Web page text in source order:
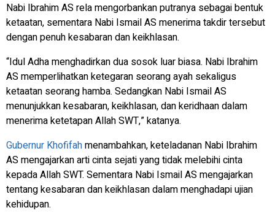
Nabi Ibrahim AS rela mengorbankan putranya sebagai bentuk
ketaatan, sementara Nabi Ismail AS menerima takdir tersebut
dengan penuh kesabaran dan keikhlasan.
“Idul Adha menghadirkan dua sosok luar biasa. Nabi Ibrahim
AS memperlihatkan ketegaran seorang ayah sekaligus
ketaatan seorang hamba. Sedangkan Nabi Ismail AS
menunjukkan kesabaran, keikhlasan, dan keridhaan dalam
menerima ketetapan Allah SWT,” katanya.
Gubernur Khofifahmenambahkan, keteladanan Nabi Ibrahim
AS mengajarkan arti cinta sejati yang tidak melebihi cinta
kepada Allah SWT. Sementara Nabi Ismail AS mengajarkan
tentang kesabaran dan keikhlasan dalam menghadapi ujian
kehidupan.